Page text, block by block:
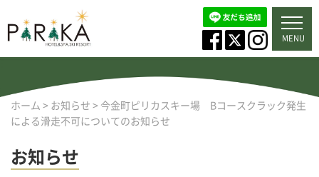
MENU
ホーム > お知らせ > 今金町ピリカスキー場 Bコースクラック発生
による滑走不可についてのお知らせ
お知らせ